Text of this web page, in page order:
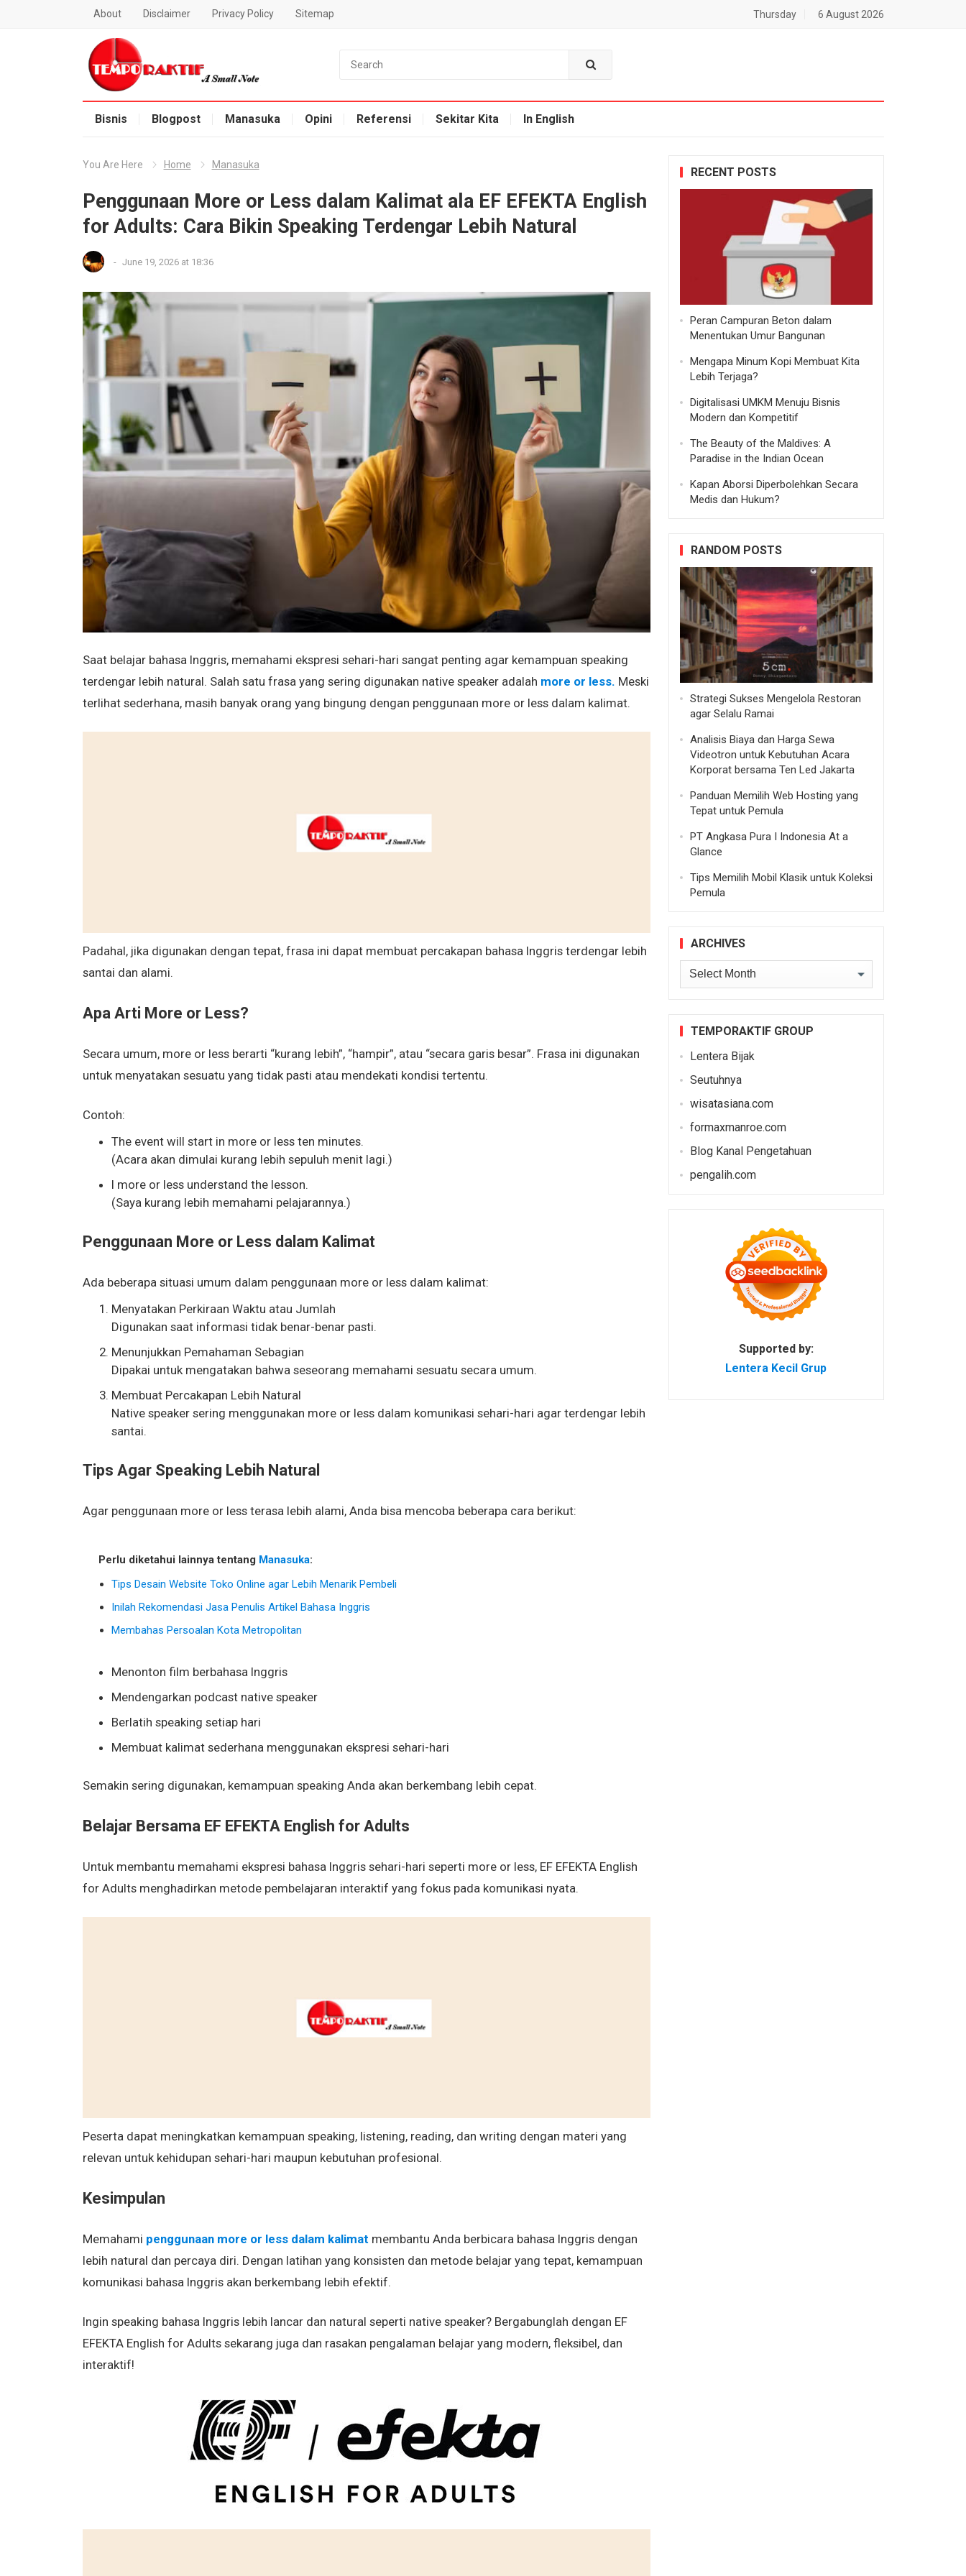
About Disclaimer Privacy Policy Sitemap Thursday 6 August 2026
Blog Temporaktif
Bisnis
Blogpost Manasuka Opini Referensi Sekitar Kita In English
You Are Here Home Manasuka
Penggunaan More or Less dalam Kalimat ala EF EFEKTA English
for Adults: Cara Bikin Speaking Terdengar Lebih Natural
- June 19, 2026 at 18:36
Saat belajar bahasa Inggris, memahami ekspresi sehari-hari sangat penting agar kemampuan speaking
terdengar lebih natural. Salah satu frasa yang sering digunakan native speaker adalah more or less. Meski
terlihat sederhana, masih banyak orang yang bingung dengan penggunaan more or less dalam kalimat.
Padahal, jika digunakan dengan tepat, frasa ini dapat membuat percakapan bahasa Inggris terdengar lebih
santai dan alami.
Apa Arti More or Less?
Secara umum, more or less berarti “kurang lebih”, “hampir”, atau “secara garis besar”. Frasa ini digunakan
untuk menyatakan sesuatu yang tidak pasti atau mendekati kondisi tertentu.
Contoh:
The event will start in more or less ten minutes.
(Acara akan dimulai kurang lebih sepuluh menit lagi.)
I more or less understand the lesson.
(Saya kurang lebih memahami pelajarannya.)
Penggunaan More or Less dalam Kalimat
Ada beberapa situasi umum dalam penggunaan more or less dalam kalimat:
Menyatakan Perkiraan Waktu atau Jumlah
Digunakan saat informasi tidak benar-benar pasti.
Menunjukkan Pemahaman Sebagian
Dipakai untuk mengatakan bahwa seseorang memahami sesuatu secara umum.
Membuat Percakapan Lebih Natural
Native speaker sering menggunakan more or less dalam komunikasi sehari-hari agar terdengar lebih
santai.
Tips Agar Speaking Lebih Natural
Agar penggunaan more or less terasa lebih alami, Anda bisa mencoba beberapa cara berikut:
Perlu diketahui lainnya tentang Manasuka:
Tips Desain Website Toko Online agar Lebih Menarik Pembeli
Inilah Rekomendasi Jasa Penulis Artikel Bahasa Inggris
Membahas Persoalan Kota Metropolitan
Menonton film berbahasa Inggris
Mendengarkan podcast native speaker
Berlatih speaking setiap hari
Membuat kalimat sederhana menggunakan ekspresi sehari-hari
Semakin sering digunakan, kemampuan speaking Anda akan berkembang lebih cepat.
Belajar Bersama EF EFEKTA English for Adults
Untuk membantu memahami ekspresi bahasa Inggris sehari-hari seperti more or less, EF EFEKTA English
for Adults menghadirkan metode pembelajaran interaktif yang fokus pada komunikasi nyata.
Peserta dapat meningkatkan kemampuan speaking, listening, reading, dan writing dengan materi yang
relevan untuk kehidupan sehari-hari maupun kebutuhan profesional.
Kesimpulan
Memahami penggunaan more or less dalam kalimat membantu Anda berbicara bahasa Inggris dengan
lebih natural dan percaya diri. Dengan latihan yang konsisten dan metode belajar yang tepat, kemampuan
komunikasi bahasa Inggris akan berkembang lebih efektif.
Ingin speaking bahasa Inggris lebih lancar dan natural seperti native speaker? Bergabunglah dengan EF
EFEKTA English for Adults sekarang juga dan rasakan pengalaman belajar yang modern, fleksibel, dan
interaktif!
RECENT POSTS
Peran Campuran Beton dalam
Menentukan Umur Bangunan
Mengapa Minum Kopi Membuat Kita
Lebih Terjaga?
Digitalisasi UMKM Menuju Bisnis
Modern dan Kompetitif
The Beauty of the Maldives: A
Paradise in the Indian Ocean
Kapan Aborsi Diperbolehkan Secara
Medis dan Hukum?
RANDOM POSTS
Strategi Sukses Mengelola Restoran
agar Selalu Ramai
Analisis Biaya dan Harga Sewa
Videotron untuk Kebutuhan Acara
Korporat bersama Ten Led Jakarta
Panduan Memilih Web Hosting yang
Tepat untuk Pemula
PT Angkasa Pura I Indonesia At a
Glance
Tips Memilih Mobil Klasik untuk Koleksi
Pemula
ARCHIVES
Archives
TEMPORAKTIF GROUP
Lentera Bijak
Seutuhnya
wisatasiana.com
formaxmanroe.com
Blog Kanal Pengetahuan
pengalih.com
Supported by:
Lentera Kecil Grup